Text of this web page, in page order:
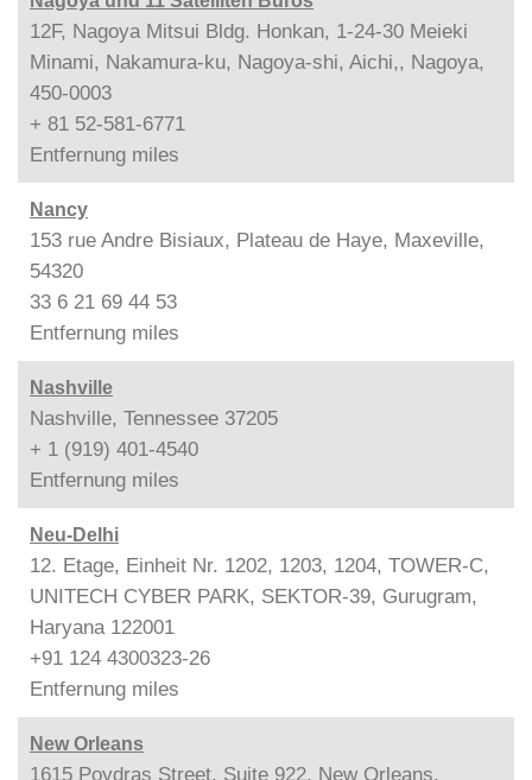
12F, Nagoya Mitsui Bldg. Honkan, 1-24-30 Meieki
Minami, Nakamura-ku, Nagoya-shi, Aichi,, Nagoya,
450-0003
+ 81 52-581-6771
Entfernung miles
Nancy
153 rue Andre Bisiaux, Plateau de Haye, Maxeville,
54320
33 6 21 69 44 53
Entfernung miles
Nashville
Nashville, Tennessee 37205
+ 1 (919) 401-4540
Entfernung miles
Neu-Delhi
12. Etage, Einheit Nr. 1202, 1203, 1204, TOWER-C,
UNITECH CYBER PARK, SEKTOR-39, Gurugram,
Haryana 122001
+91 124 4300323-26
Entfernung miles
New Orleans
1615 Poydras Street, Suite 922, New Orleans,